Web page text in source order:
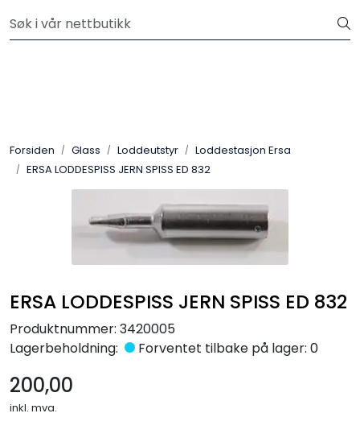
Velkommen til vår nye nettbutikk! Besøk Min side for mer
Forsiden Glass Loddeutstyr
Loddestasjon Ersa
ERSA LODDESPISS JERN SPISS ED 832
ERSA LODDESPISS JERN SPISS ED 832
Produktnummer: 3420005
Lagerbeholdning:
Forventet tilbake på lager: 0
200,00
inkl. mva.
Pulverglasur
Pensler
Råmaterialer